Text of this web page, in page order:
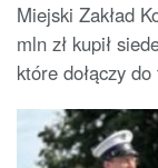
Miejski Zakład
mln zł kupił
które dołączy